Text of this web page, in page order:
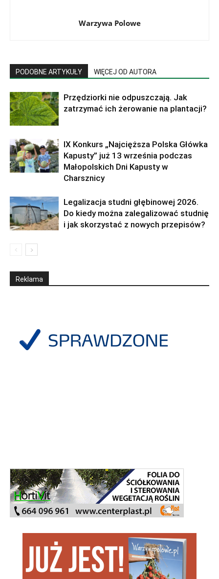
Warzywa Polowe
PODOBNE ARTYKUŁY WIĘCEJ OD AUTORA
Przędziorki nie odpuszczają. Jak
zatrzymać ich żerowanie na plantacji?
IX Konkurs „Najcięższa Polska Główka
Kapusty” już 13 września podczas
Małopolskich Dni Kapusty w
Charsznicy
Legalizacja studni głębinowej 2026.
Do kiedy można zalegalizować studnię
i jak skorzystać z nowych przepisów?
Reklama